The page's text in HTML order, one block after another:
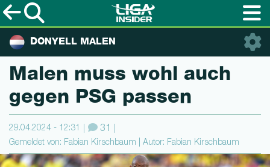
DONYELL MALEN
Malen muss wohl auch
gegen PSG passen
29.04.2024 - 12:31 31
Gemeldet von: Fabian Kirschbaum | Autor: Fabian Kirschbaum